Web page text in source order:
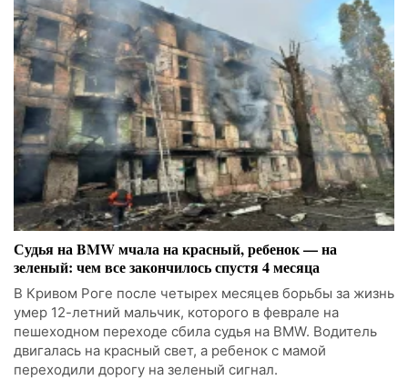
Судья на BMW мчала на красный, ребенок — на
зеленый: чем все закончилось спустя 4 месяца
В Кривом Роге после четырех месяцев борьбы за жизнь
умер 12-летний мальчик, которого в феврале на
пешеходном переходе сбила судья на BMW. Водитель
двигалась на красный свет, а ребенок с мамой
переходили дорогу на зеленый сигнал.